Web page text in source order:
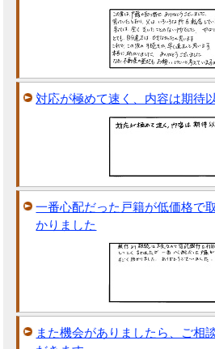
対応が極めて速く、内容は期待
一番心配だった戸籍が低価格で
かりました
また機会がありましたら、ご相